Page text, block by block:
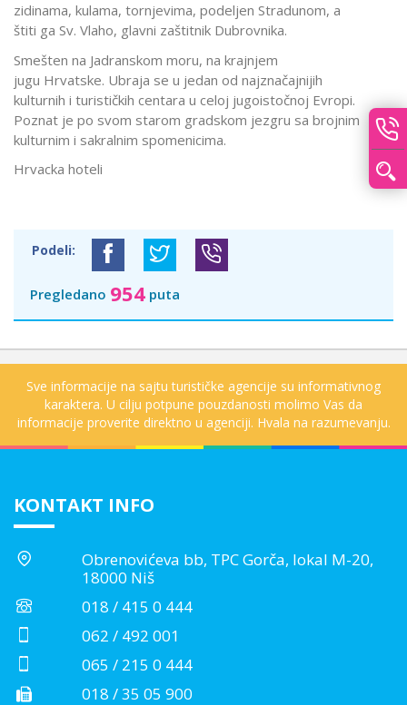
zidinama, kulama, tornjevima, podeljen Stradunom, a
štiti ga Sv. Vlaho, glavni zaštitnik Dubrovnika.
Smešten na Jadranskom moru, na krajnjem
jugu Hrvatske. Ubraja se u jedan od najznačajnijih
kulturnih i turističkih centara u celoj jugoistočnoj Evropi.
Poznat je po svom starom gradskom jezgru sa brojnim
kulturnim i sakralnim spomenicima.
Hrvacka hoteli
Podeli:
Pregledano 954 puta
Sve informacije na sajtu turističke agencije su informativnog
karaktera. U cilju potpune pouzdanosti molimo Vas da
informacije proverite direktno u agenciji. Hvala na razumevanju.
KONTAKT INFO
Obrenovićeva bb, TPC Gorča, lokal M-20,
18000 Niš
018 / 415 0 444
062 / 492 001
065 / 215 0 444
018 / 35 05 900